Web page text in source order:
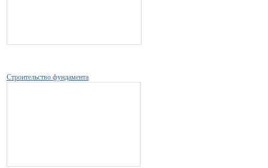
Строительство фундамента